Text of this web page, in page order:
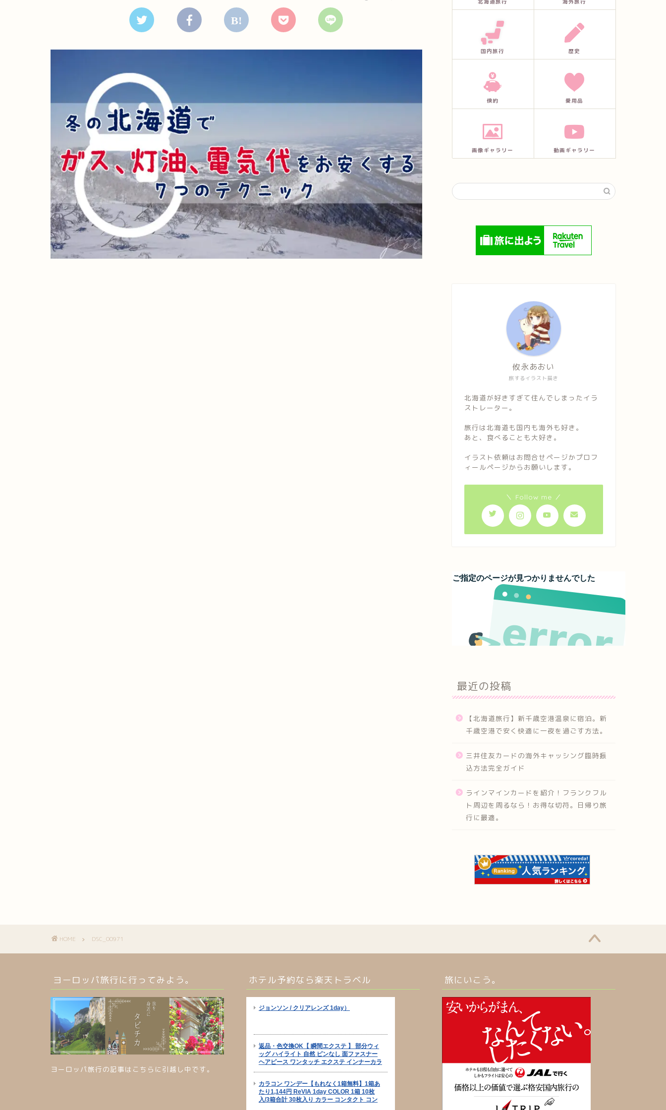
北海道旅行 海外旅行
国内旅行 歴史
倹約 愛用品
画像ギャラリー 動画ギャラリー
旅するイラスト描き
攸永あおい
北海道が好きすぎて住んでしまったイラ
ストレーター。
旅行は北海道も国内も海外も好き。
あと、食べることも大好き。
イラスト依頼はお問合せページかプロフ
ィールページからお願いします。
＼ Follow me ／
最近の投稿
【北海道旅行】新千歳空港温泉に宿泊。新
千歳空港で安く快適に一夜を過ごす方法。
三井住友カードの海外キャッシング臨時振
込方法完全ガイド
ラインマインカードを紹介！フランクフル
ト周辺を周るなら！お得な切符。日帰り旅
行に最適。
HOME DSC_00971
ヨーロッパ旅行に行ってみよう。
ヨーロッパ旅行の記事はこちらに引越し中です。
ホテル予約なら楽天トラベル 旅にいこう。